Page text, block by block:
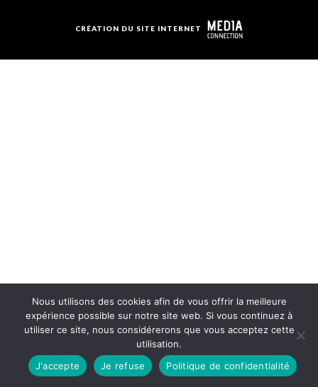
CRÉATION DU SITE INTERNET
Nous utilisons des cookies afin de vous offrir la meilleure
expérience possible sur notre site web. Si vous continuez à
utiliser ce site, nous considérerons que vous acceptez cette
utilisation.
J'accepte
Je refuse Politique de confidentialité